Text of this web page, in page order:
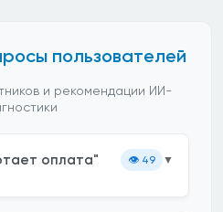
пользователей
и рекомендации ИИ-
оплата" 👁️ 49 ▼